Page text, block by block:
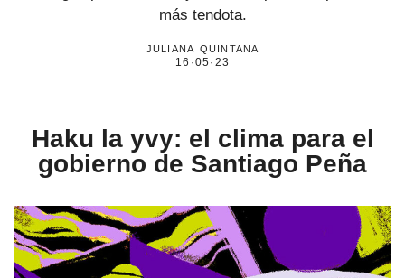
más tendota.
juliana quintana
16·05·23
Haku la yvy: el clima para el
gobierno de Santiago Peña